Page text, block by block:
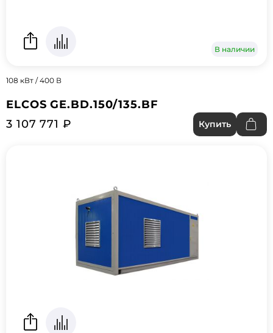
В наличии
108 кВт / 400 В
ELCOS GE.BD.150/135.BF
3 107 771 ₽
Купить